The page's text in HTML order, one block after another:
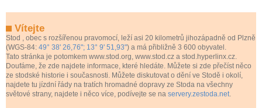
Vítejte
Stod , obec s rozšířenou pravomocí, leží asi 20 kilometrů jihozápadně od Plzně
(WGS-84: 49° 38' 26,76"; 13° 9' 51,93") a má přibližně 3 600 obyvatel.
Tato stránka je potomkem www.stod.org, www.stod.cz a stod.hyperlinx.cz.
Doufáme, že zde najdete informace, které hledáte. Můžete si zde přečíst něco
ze stodské historie i současnosti. Můžete diskutovat o dění ve Stodě i okolí,
najdete tu jízdní řády na tratích hromadné dopravy ze Stoda na všechny
světové strany, najdete i něco více, podívejte se na servery.zestoda.net.